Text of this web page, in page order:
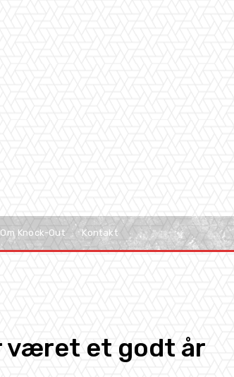
Om Knock-Out Kontakt
været et godt år